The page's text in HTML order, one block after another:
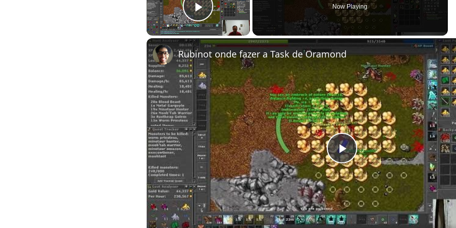
Play Video
Now Playing
Play Video
Rubinot onde fazer a Task de Oramond